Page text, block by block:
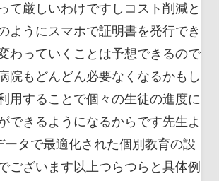
て厳しいわけですしコスト削減と
ようにスマホで証明書を発行でき
わっていくことは予想できるので
院もどんどん必要なくなるかもし
用することで個々の生徒の進度に
できるようになるからです先生よ
ータで最適化された個別教育の設
ございます以上つらつらと具体例